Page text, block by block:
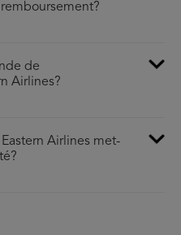
de
Airlines?
Airlines met-